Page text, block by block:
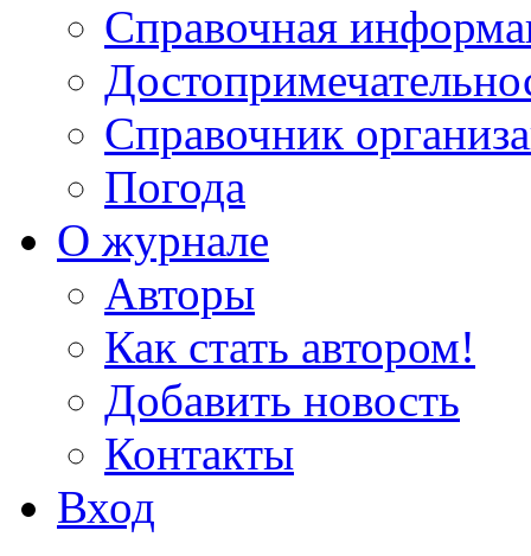
Справочная
Справочник
Погода
О журнале
Авторы
Как стать автором!
Добавить новость
Контакты
Вход